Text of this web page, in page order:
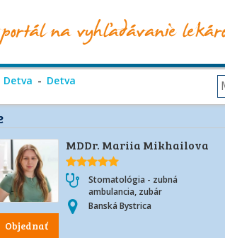
Detva
Detva
Objednať
MDDr. Mariia Mikhailova
Stomatológia - zubná
ambulancia, zubár
Banská Bystrica